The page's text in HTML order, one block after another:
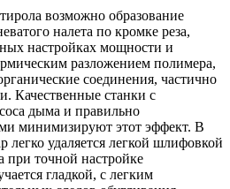
возможно образование
налета по кромке реза,
настройках мощности и
разложением полимера,
соединения, частично
Качественные станки с
дыма и правильно
минимизируют этот эффект. В
легко удаляется легкой шлифовкой
при точной настройке
гладкой, с легким